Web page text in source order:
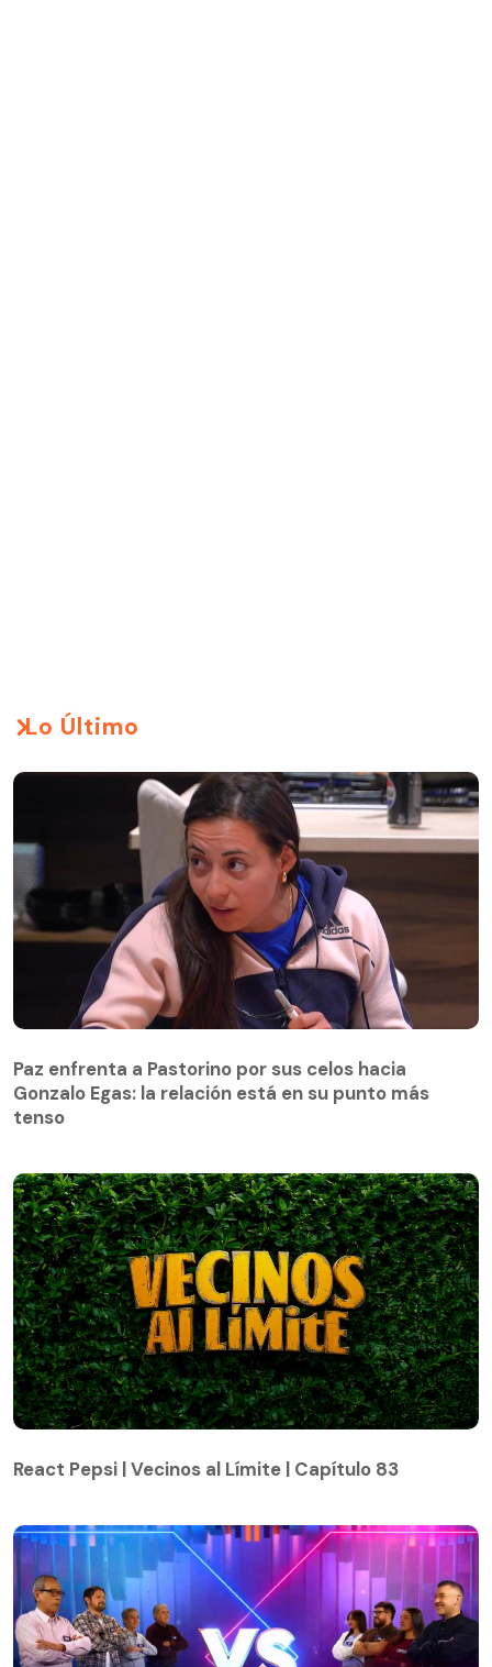
Lo Último
Gonzalo Egas: la relación está en su punto más
tenso
Paz enfrenta a Pastorino por sus celos hacia
Gonzalo Egas: la relación está en su punto más
tenso
React Pepsi | Vecinos al Límite | Capítulo 83